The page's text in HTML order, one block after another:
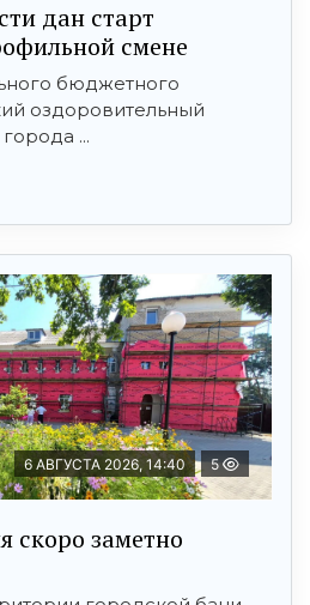
дан старт
смене
бюджетного
оздоровительный
...
6 АВГУСТА 2026, 14:40 5
скоро заметно